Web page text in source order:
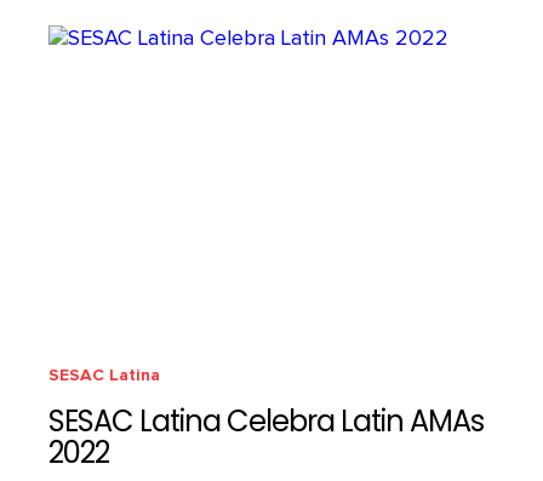
SESAC Latina
SESAC Latina Celebra Latin AMAs
2022